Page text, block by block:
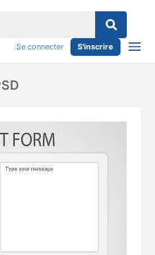
Se connecter S'inscrire